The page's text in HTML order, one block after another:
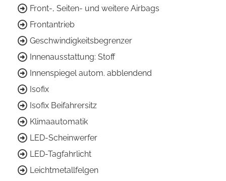
Front-, Seiten- und weitere Airbags
Frontantrieb
Geschwindigkeitsbegrenzer
Innenausstattung: Stoff
Innenspiegel autom. abblendend
Isofix
Isofix Beifahrersitz
Klimaautomatik
LED-Scheinwerfer
LED-Tagfahrlicht
Leichtmetallfelgen